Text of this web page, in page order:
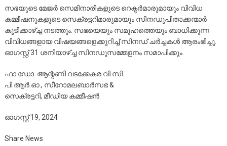
സഭയുടെ മേജർ സെമിനാരികളുടെ റെക്ടർമാരുമായും വിവിധ
കമ്മീഷനുകളുടെ സെക്രട്ടറിമാരുമായും സിനഡുപിതാക്കന്മാർ
കൂടിക്കാഴ്ച്ച നടത്തും. സഭയെയും സമൂഹത്തെയും ബാധിക്കുന്ന
വിവിധങ്ങളായ വിഷയങ്ങളെക്കുറിച്ച് സിനഡ് ചർച്ചകൾ ആരംഭിച്ചു.
ഓഗസ്റ്റ് 31 ശനിയാഴ്ച്ച സിനഡുസമ്മേളനം സമാപിക്കും.
ഫാ.ഡോ. ആന്റണി വടക്കേകര വി.സി.
പി.ആർ.ഓ., സീറോമലബാർസഭ &
സെക്രട്ടറി, മീഡിയ കമ്മീഷൻ
ഓഗസ്റ്റ് 19, 2024
Share News